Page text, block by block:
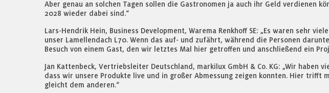
Aber genau an solchen Tagen sollen die Gastronomen ja auch ihr Geld verdienen
2028 wieder dabei sind.“
Lars-Hendrik Hein, Business Development, Warema Renkhoff SE: „Es waren sehr
unser Lamellendach L70. Wenn das auf- und zufährt, während die Personen
Besuch von einem Gast, den wir letztes Mal hier getroffen und anschließend ein
Jan Kattenbeck, Vertriebsleiter Deutschland, markilux GmbH & Co. KG: „Wir
dass wir unsere Produkte live und in großer Abmessung zeigen konnten. Hier trifft
gleicht dem anderen.“